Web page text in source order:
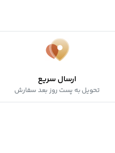
ارسال سریع
تحویل به پست روز بعد سفارش